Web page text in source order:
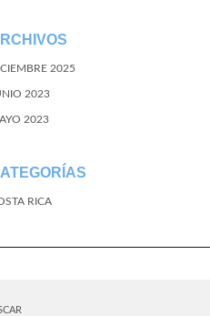
2025
2023
2023
RICA